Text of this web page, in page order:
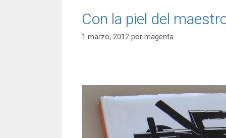
Con la piel del
1 marzo, 2012 por magenta